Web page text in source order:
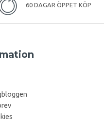
60 DAGAR ÖPPET KÖP